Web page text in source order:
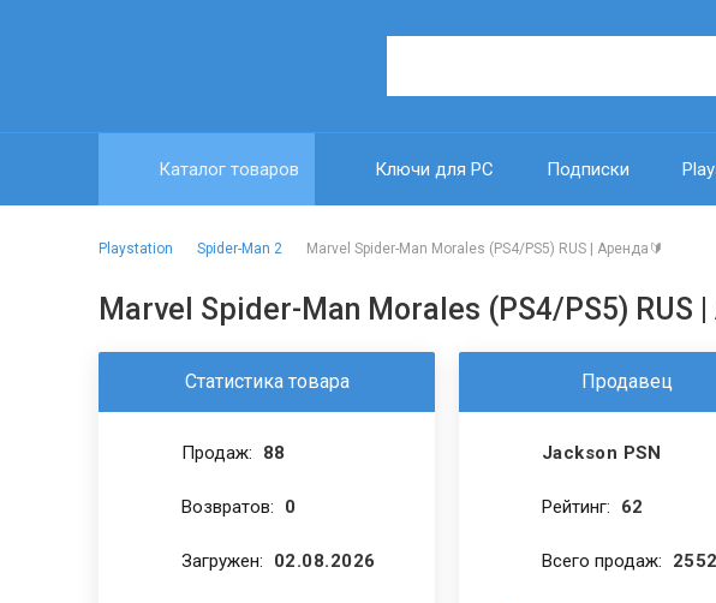
Каталог товаров Ключи для PC Подписки
Playstation Spider-Man 2 Marvel Spider-Man Morales (PS4/PS5) RUS | Аренда🔰
Marvel Spider-Man Morales (PS4/PS5) RUS
Статистика товара
Продаж: 88
Возвратов: 0
Загружен: 02.08.2026
Продавец
Jackson PSN
Рейтинг: 62
Всего продаж: